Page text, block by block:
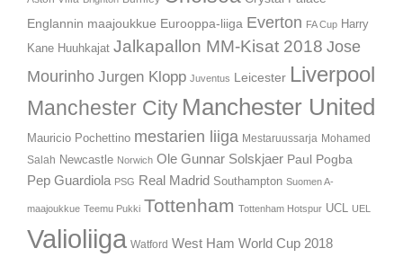
Englannin maajoukkue Eurooppa-liiga Everton FA Cup Harry
Kane Huuhkajat Jalkapallon MM-Kisat 2018 Jose
Mourinho Jurgen Klopp Juventus Leicester Liverpool
Manchester City Manchester United
Mauricio Pochettino mestarien liiga Mestaruussarja Mohamed
Salah Newcastle Norwich Ole Gunnar Solskjaer Paul Pogba
Pep Guardiola PSG Real Madrid Southampton Suomen A-
maajoukkue Teemu Pukki Tottenham Tottenham Hotspur UCL UEL
Valioliiga Watford West Ham World Cup 2018